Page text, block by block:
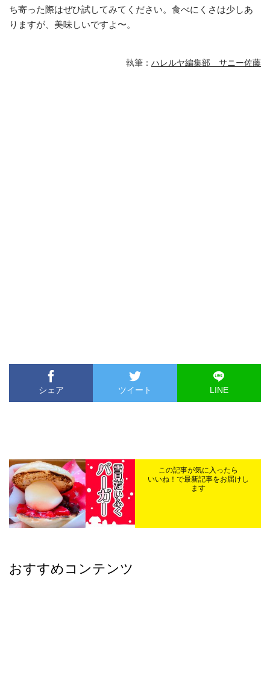
ち寄った際はぜひ試してみてください。食べにくさは少しあ
りますが、美味しいですよ〜。
執筆： ハレルヤ編集部 サニー佐藤
シェア ツイート LINE
この記事が気に入ったら
いいね！で最新記事をお届けし
ます
おすすめコンテンツ